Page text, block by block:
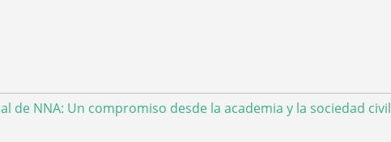
de NNA: Un compromiso desde la academia y la sociedad civil